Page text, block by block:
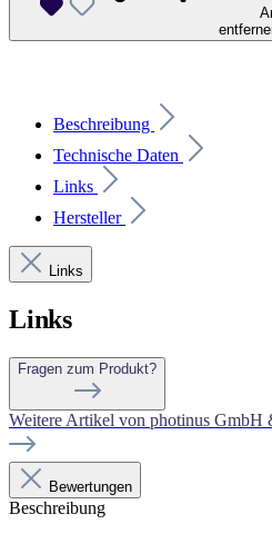
Beschreibung
Technische Daten
Links
Hersteller
Links
Links
Fragen zum Produkt?
Weitere Artikel von photinus GmbH
Bewertungen
Beschreibung